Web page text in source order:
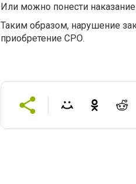
Или можно понести
Таким образом, нарушение
приобретение СРО.